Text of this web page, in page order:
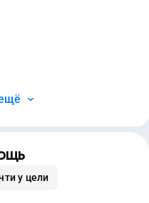
у цели